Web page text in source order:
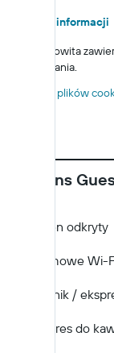
Więcej informacji
Cena całkowita
wymeldowania.
Ustawienia plików
Maartens
Basen odkryty
Darmowe Wi-
Czajnik /
Ekspres do